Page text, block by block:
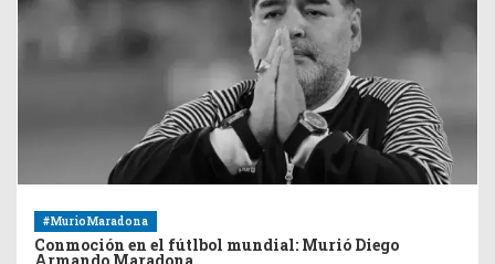
#MurioMaradona
Conmoción en el fútlbol mundial: Murió Diego
Armando Maradona